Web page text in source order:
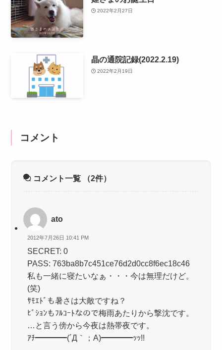
2022年2月27日
晶の通院記録(2022.2.19)
2022年2月19日
コメント
コメント一覧 （2件）
ato
2012年7月26日 10:41 PM
SECRET: 0
PASS: 763ba8b7c451ce76d2d0cc8f6ec18c46
私も一緒に寝たいなぁ・・・今は無理だけど。
(笑)
ｻﾓｴﾄﾞも暑さは大敵ですね？
ﾋﾞｼｮﾝもﾌﾙｺｰﾄなので梅雨あたりから撃沈です。
…と言う傍から今夜は熱帯夜です。
ｱﾁ━━━━(´Д｀；A)━━━━ｯｯ!!